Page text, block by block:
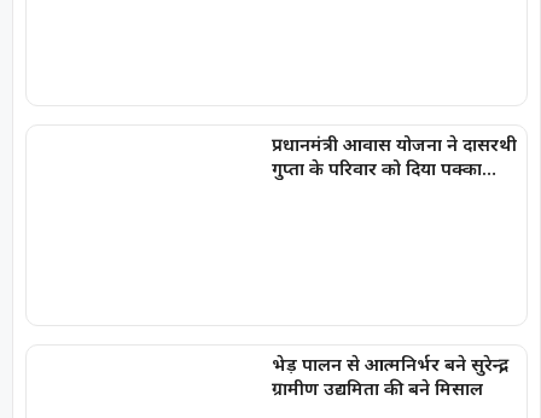
प्रधानमंत्री आवास योजना ने दासरथी
गुप्ता के परिवार को दिया पक्का
भेड़ पालन से आत्मनिर्भर बने सुरेन्द्र,
ग्रामीण उद्यमिता की बने मिसाल